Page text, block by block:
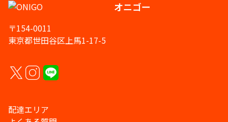
オニゴー
〒154-0011
東京都世田谷区上馬1-17-5
配達エリア